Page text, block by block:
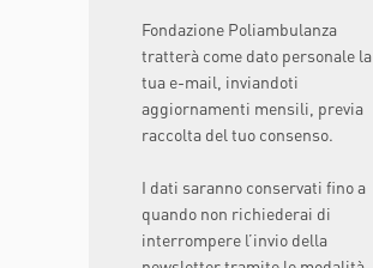
Fondazione Poliambulanza
tratterà come dato personale la
tua e-mail, inviandoti
aggiornamenti mensili, previa
raccolta del tuo consenso.
I dati saranno conservati fino a
quando non richiederai di
interrompere l’invio della